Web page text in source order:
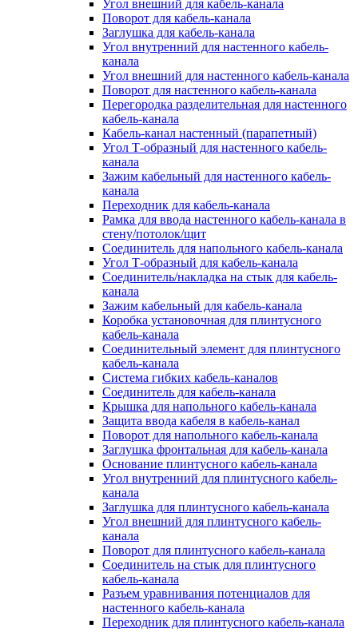
Угол внешний для кабель-канала
Поворот для кабель-канала
Заглушка для кабель-канала
Угол внутренний для настенного кабель-
канала
Угол внешний для настенного кабель-канала
Поворот для настенного кабель-канала
Перегородка разделительная для настенного
кабель-канала
Кабель-канал настенный (парапетный)
Угол Т-образный для настенного кабель-
канала
Зажим кабельный для настенного кабель-
канала
Переходник для кабель-канала
Рамка для ввода настенного кабель-канала в
стену/потолок/щит
Соединитель для напольного кабель-канала
Угол Т-образный для кабель-канала
Соединитель/накладка на стык для кабель-
канала
Зажим кабельный для кабель-канала
Коробка установочная для плинтусного
кабель-канала
Соединительный элемент для плинтусного
кабель-канала
Система гибких кабель-каналов
Соединитель для кабель-канала
Крышка для напольного кабель-канала
Защита ввода кабеля в кабель-канал
Поворот для напольного кабель-канала
Заглушка фронтальная для кабель-канала
Основание плинтусного кабель-канала
Угол внутренний для плинтусного кабель-
канала
Заглушка для плинтусного кабель-канала
Угол внешний для плинтусного кабель-
канала
Поворот для плинтусного кабель-канала
Соединитель на стык для плинтусного
кабель-канала
Разъем уравнивания потенциалов для
настенного кабель-канала
Переходник для плинтусного кабель-канала